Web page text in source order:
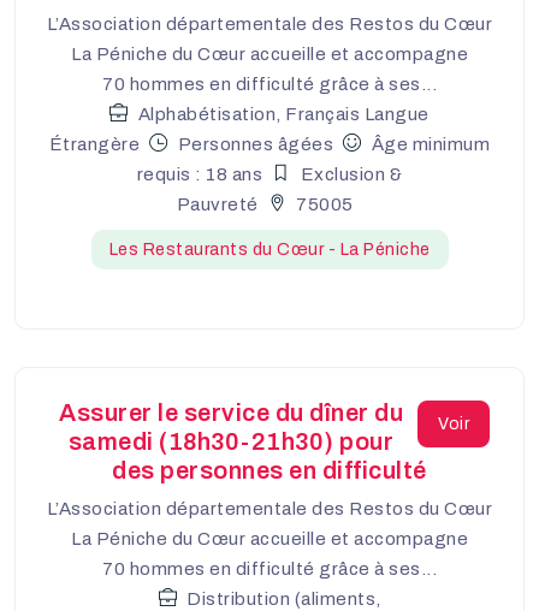
L’Association départementale des Restos du Cœur
La Péniche du Cœur accueille et accompagne
70 hommes en difficulté grâce à ses...
Alphabétisation, Français Langue
Étrangère
Personnes âgées
Âge minimum
requis : 18 ans
Exclusion &
Pauvreté
75005
Les Restaurants du Cœur - La Péniche
Voir
Assurer le service du dîner du
samedi (18h30-21h30) pour
des personnes en difficulté
L’Association départementale des Restos du Cœur
La Péniche du Cœur accueille et accompagne
70 hommes en difficulté grâce à ses...
Distribution (aliments,